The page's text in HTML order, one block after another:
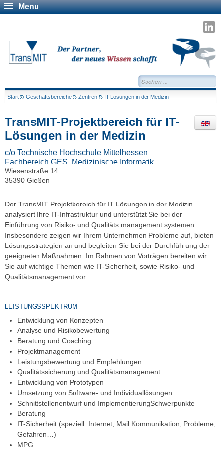
Menu
Suchen...
Start Geschäftsbereiche Zentren IT-Lösungen in der Medizin
TransMIT-Projektbereich für IT-
Lösungen in der Medizin
c/o Technische Hochschule Mittelhessen
Fachbereich GES, Medizinische Informatik
Wiesenstraße 14
35390 Gießen
Der TransMIT-Projektbereich für IT-Lösungen in der Medizin
analysiert Ihre IT-Infrastruktur und unterstützt Sie bei der
Einführung von Risiko- und Qualitäts management systemen.
Insbesondere zeigen wir Ihrem Unternehmen Probleme auf, bieten
Lösungsstrategien an und begleiten Sie bei der Durchführung der
geeigneten Maßnahmen. Im Rahmen von Vorträgen bereiten wir
Sie auf wichtige Themen wie IT-Sicherheit, sowie Risiko- und
Qualitätsmanagement vor.
LEISTUNGSSPEKTRUM
Entwicklung von Konzepten
Analyse und Risikobewertung
Beratung und Coaching
Projektmanagement
Leistungsbewertung und Empfehlungen
Qualitätssicherung und Qualitätsmanagement
Entwicklung von Prototypen
Umsetzung von Software- und Individuallösungen
Schnittstellenentwurf und ImplementierungSchwerpunkte
Beratung
IT-Sicherheit (speziell: Internet, Mail Kommunikation, Probleme,
Gefahren…)
MPG